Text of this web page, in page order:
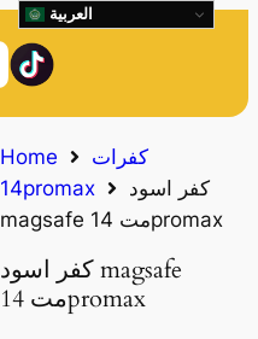
Home
كفرات
14promax
كفر اسود
magsafe مت 14promax
كفر اسود magsafe
مت 14promax
العربية